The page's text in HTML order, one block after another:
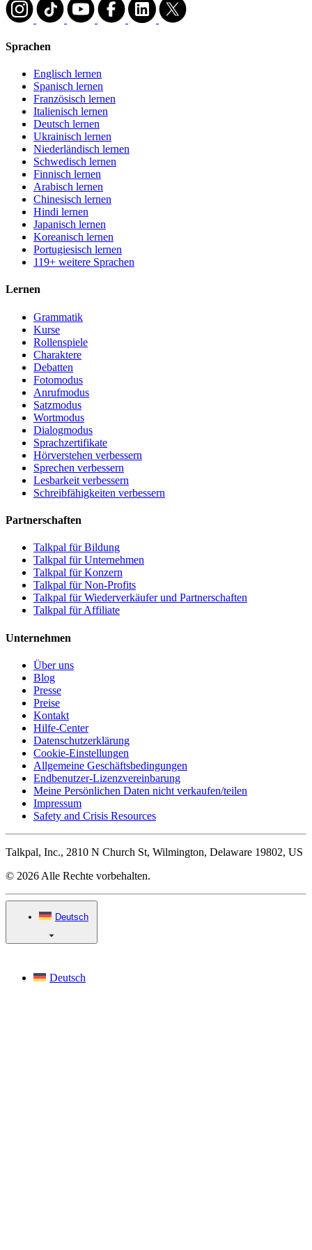
Sprachen
Englisch lernen
Spanisch lernen
Französisch lernen
Italienisch lernen
Deutsch lernen
Ukrainisch lernen
Niederländisch lernen
Schwedisch lernen
Finnisch lernen
Arabisch lernen
Chinesisch lernen
Hindi lernen
Japanisch lernen
Koreanisch lernen
Portugiesisch lernen
119+ weitere Sprachen
Lernen
Grammatik
Kurse
Rollenspiele
Charaktere
Debatten
Fotomodus
Anrufmodus
Satzmodus
Wortmodus
Dialogmodus
Sprachzertifikate
Hörverstehen verbessern
Sprechen verbessern
Lesbarkeit verbessern
Schreibfähigkeiten verbessern
Partnerschaften
Talkpal für Bildung
Talkpal für Unternehmen
Talkpal für Konzern
Talkpal für Non-Profits
Talkpal für Wiederverkäufer und Partnerschaften
Talkpal für Affiliate
Unternehmen
Über uns
Blog
Presse
Preise
Kontakt
Hilfe-Center
Datenschutzerklärung
Cookie-Einstellungen
Allgemeine Geschäftsbedingungen
Endbenutzer-Lizenzvereinbarung
Meine Persönlichen Daten nicht verkaufen/teilen
Impressum
Safety and Crisis Resources
Talkpal, Inc., 2810 N Church St, Wilmington, Delaware 19802, US
© 2026 Alle Rechte vorbehalten.
Deutsch
Deutsch